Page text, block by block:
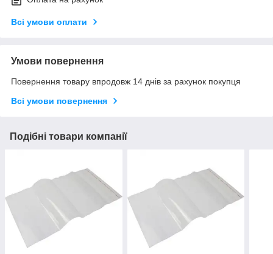
Всі умови оплати
Умови повернення
Повернення товару впродовж 14 днів за рахунок покупця
Всі умови повернення
Подібні товари компанії